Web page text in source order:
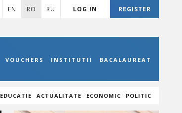
LOG IN REGISTER
EN RO RU
VOUCHERS INSTITUTII BACALAUREAT
POLITIC
ECONOMIC
ACTUALITATE
EDUCATIE